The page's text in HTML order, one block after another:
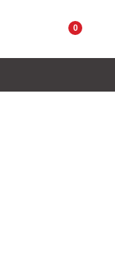
0